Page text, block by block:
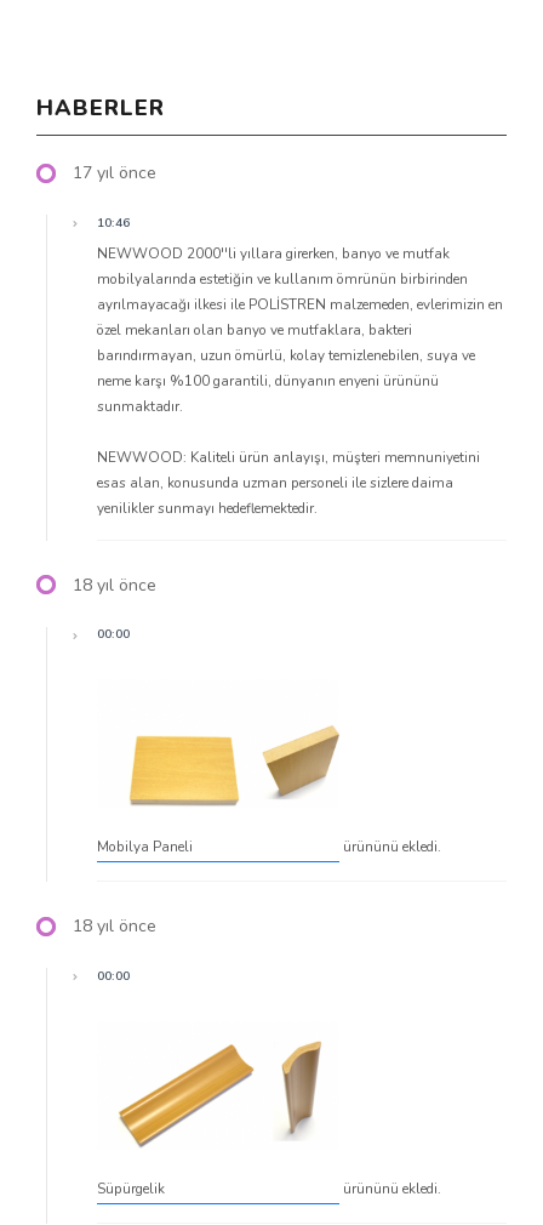
HABERLER
17 yıl önce
10:46
NEWWOOD 2000''li yıllara girerken, banyo ve mutfak
mobilyalarında estetiğin ve kullanım ömrünün birbirinden
ayrılmayacağı ilkesi ile POLİSTREN malzemeden, evlerimizin en
özel mekanları olan banyo ve mutfaklara, bakteri
barındırmayan, uzun ömürlü, kolay temizlenebilen, suya ve
neme karşı %100 garantili, dünyanın enyeni ürününü
sunmaktadır.
NEWWOOD: Kaliteli ürün anlayışı, müşteri memnuniyetini
esas alan, konusunda uzman personeli ile sizlere daima
yenilikler sunmayı hedeflemektedir.
18 yıl önce
00:00
Mobilya Paneli ürününü ekledi.
18 yıl önce
00:00
Süpürgelik ürününü ekledi.